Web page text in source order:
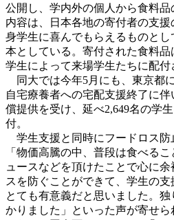
公開し、学内外の個人から食料品
内容は、日本各地の寄付者の支
身学生に喜んでもらえるものと
本としている。寄付された食料
学生によって来場学生たちに配付
同大では今年5月にも、東京都
自宅療養者への宅配支援終了に
償提供を受け、延べ2,649名の学
付。
学生支援と同時にフードロス防
「物価高騰の中、普段は食べる
ュースなどを頂けたことで心に
スを防ぐことができて、学生の
とても有意義だと思いました。
かりました」といった声が寄せら